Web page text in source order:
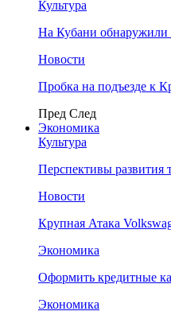
Культура
На Кубани обнаружили
Новости
Пробка на подъезде к
Пред След
Экономика
Культура
Перспективы развития
Новости
Крупная Атака
Экономика
Оформить кредитные
Экономика